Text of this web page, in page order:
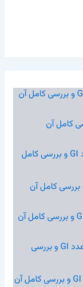
شاخص گلیسمی جو دو سر خام | عدد GI و بررسی کامل
شاخص گلیسمی برنج قهوه‌ ای خام | عدد GI و بررسی